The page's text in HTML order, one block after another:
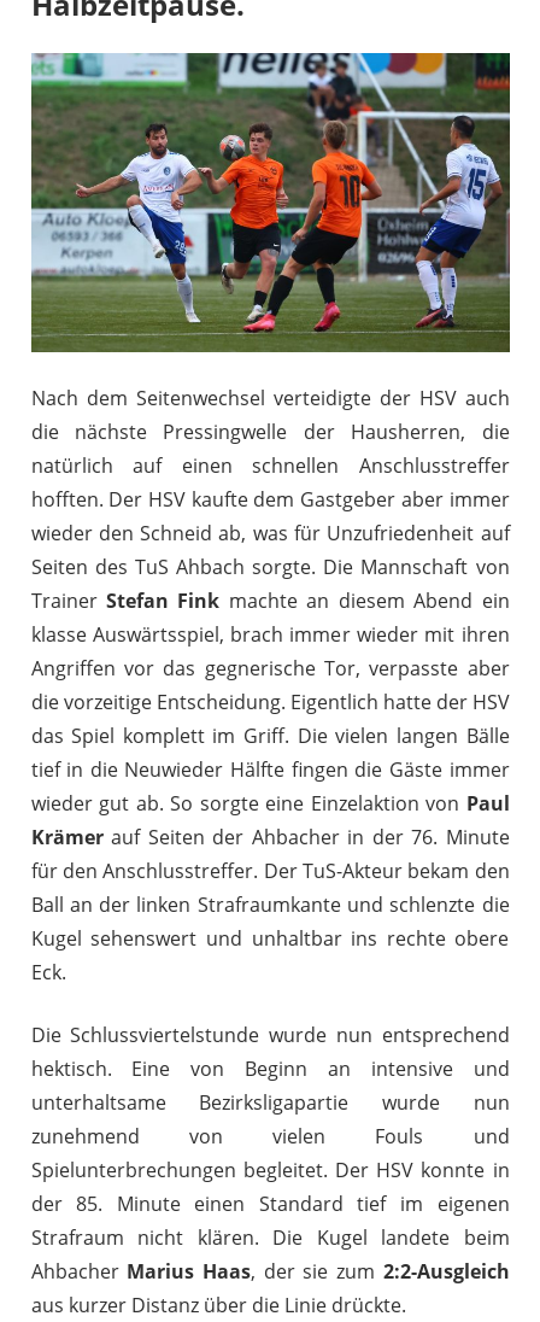
Nach dem Seitenwechsel verteidigte der HSV auch
die nächste Pressingwelle der Hausherren, die
natürlich auf einen schnellen Anschlusstreffer
hofften. Der HSV kaufte dem Gastgeber aber immer
wieder den Schneid ab, was für Unzufriedenheit auf
Seiten des TuS Ahbach sorgte. Die Mannschaft von
TrainerStefan Fink machte an diesem Abend ein
klasse Auswärtsspiel, brach immer wieder mit ihren
Angriffen vor das gegnerische Tor, verpasste aber
die vorzeitige Entscheidung. Eigentlich hatte der HSV
das Spiel komplett im Griff. Die vielen langen Bälle
tief in die Neuwieder Hälfte fingen die Gäste immer
wieder gut ab. So sorgte eine Einzelaktion von Paul
Krämerauf Seiten der Ahbacher in der 76. Minute
für den Anschlusstreffer. Der TuS-Akteur bekam den
Ball an der linken Strafraumkante und schlenzte die
Kugel sehenswert und unhaltbar ins rechte obere
Eck.
Die Schlussviertelstunde wurde nun entsprechend
hektisch. Eine von Beginn an intensive und
unterhaltsame Bezirksligapartie wurde nun
zunehmend von vielen Fouls und
Spielunterbrechungen begleitet. Der HSV konnte in
der 85. Minute einen Standard tief im eigenen
Strafraum nicht klären. Die Kugel landete beim
Ahbacher Marius Haas, der sie zum 2:2-Ausgleich
aus kurzer Distanz über die Linie drückte.